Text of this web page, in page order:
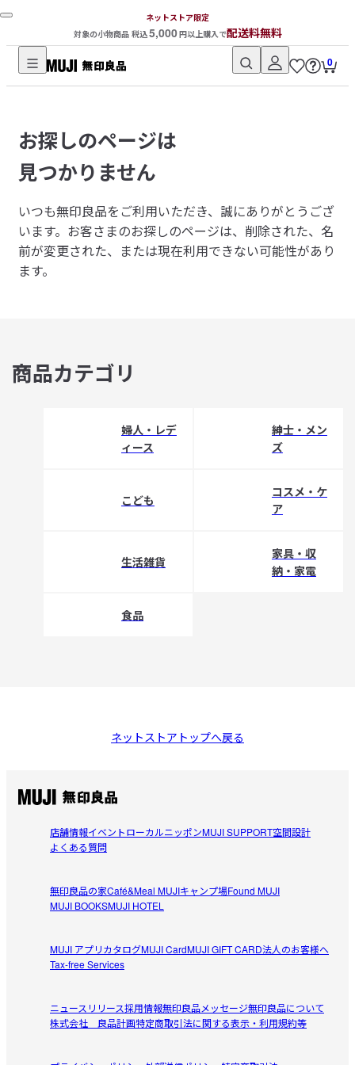
ネットストア限定
対象の小物商品 税込5,000円以上購入で配送料無料
無
品
ネ
ッ
ト
ス
ト
ア
0
お探しのページは
見つかりません
いつも無印良品をご利用いただき、誠にありがとうござ
います。 お客さまのお探しのページは、削除された、名
前が変更された、または現在利用できない可能性があり
ます。
商品カテゴリ
婦人・レデ
ィース
紳士・メン
ズ
こども
コスメ・ケ
ア
生活雑貨
家具・収
納・家電
食品
ネットストアトップへ戻る
店舗情報イベントローカルニッポンMUJI SUPPORT空間設計
よくある質問
無印良品の家Café&Meal MUJIキャンプ場Found MUJI
MUJI BOOKSMUJI HOTEL
MUJI アプリカタログMUJI CardMUJI GIFT CARD法人のお客様へ
Tax-free Services
ニュースリリース採用情報無印良品メッセージ無印良品について
株式会社 良品計画特定商取引法に関する表示・利用規約等